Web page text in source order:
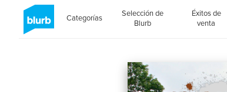
Categorías
Selección de
Blurb
Éxitos de
venta